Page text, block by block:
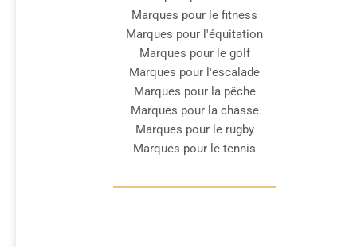
Marques pour le fitness
Marques pour l'équitation
Marques pour le golf
Marques pour l'escalade
Marques pour la pêche
Marques pour la chasse
Marques pour le rugby
Marques pour le tennis